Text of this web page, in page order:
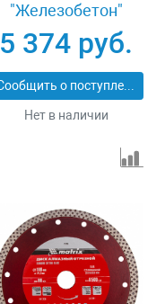
"Железобетон"
сухой/мокрый рез
Pro Matrix 731103
5 374 руб.
Сообщить о поступлении
Нет в наличии